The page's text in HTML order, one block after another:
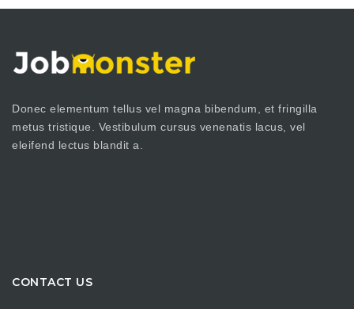
Donec elementum tellus vel magna bibendum, et fringilla
metus tristique. Vestibulum cursus venenatis lacus, vel
eleifend lectus blandit a.
CONTACT US